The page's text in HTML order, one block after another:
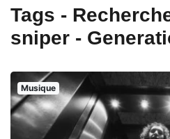
Tags -
sniper -
Musique